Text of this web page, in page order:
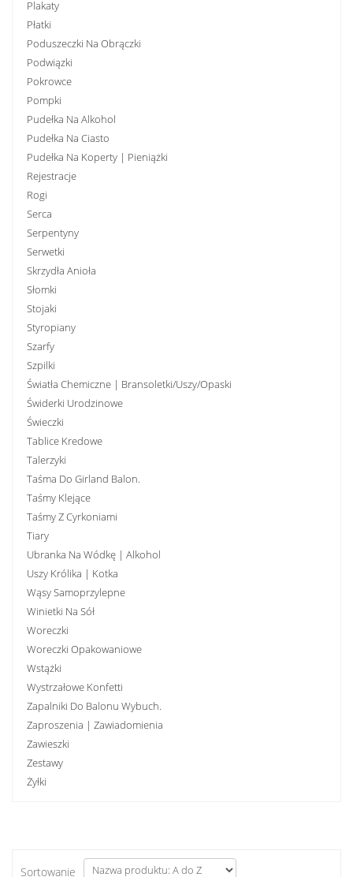
Plakaty
Płatki
Poduszeczki Na Obrączki
Podwiązki
Pokrowce
Pompki
Pudełka Na Alkohol
Pudełka Na Ciasto
Pudełka Na Koperty | Pieniążki
Rejestracje
Rogi
Serca
Serpentyny
Serwetki
Skrzydła Anioła
Słomki
Stojaki
Styropiany
Szarfy
Szpilki
Światła Chemiczne | Bransoletki/uszy/opaski
Świderki Urodzinowe
Świeczki
Tablice Kredowe
Talerzyki
Taśma Do Girland Balon.
Taśmy Klejące
Taśmy Z Cyrkoniami
Tiary
Ubranka Na Wódkę | Alkohol
Uszy Królika | Kotka
Wąsy Samoprzylepne
Winietki Na Sół
Woreczki
Woreczki Opakowaniowe
Wstążki
Wystrzałowe Konfetti
Zapalniki Do Balonu Wybuch.
Zaproszenia | Zawiadomienia
Zawieszki
Zestawy
Żyłki
Sortowanie